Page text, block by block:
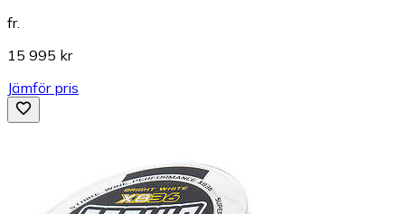
fr.
15 995 kr
Jämför pris